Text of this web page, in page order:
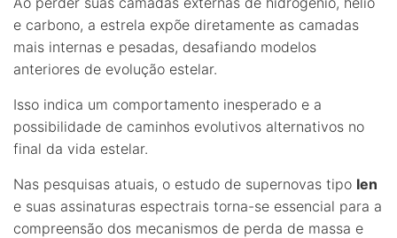
e carbono, a estrela expõe diretamente as camadas
mais internas e pesadas, desafiando modelos
anteriores de evolução estelar.
Isso indica um comportamento inesperado e a
possibilidade de caminhos evolutivos alternativos no
final da vida estelar.
Nas pesquisas atuais, o estudo de supernovas tipo Ien
e suas assinaturas espectrais torna-se essencial para a
compreensão dos mecanismos de perda de massa e